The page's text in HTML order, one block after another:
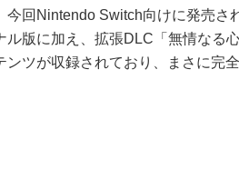
今回Nintendo Switch向けに発売さ
ル版に加え、拡張DLC「無情なる
ンツが収録されており、まさに完